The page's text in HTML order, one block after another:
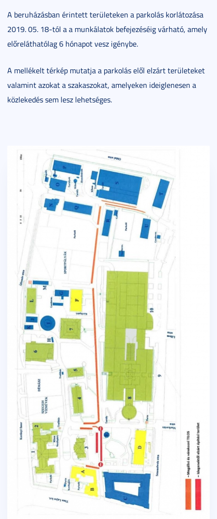
A beruházásban érintett területeken a parkolás korlátozása
2019. 05. 18-tól a a munkálatok befejezéséig várható, amely
előreláthatólag 6 hónapot vesz igénybe.
A mellékelt térkép mutatja a parkolás elől elzárt területeket
valamint azokat a szakaszokat, amelyeken ideiglenesen a
közlekedés sem lesz lehetséges.